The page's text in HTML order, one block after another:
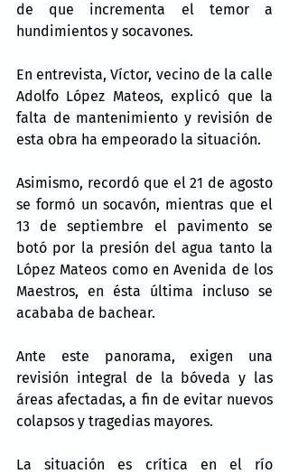
de que incrementa el temor a
hundimientos y socavones.
En entrevista, Víctor, vecino de la calle
Adolfo López Mateos, explicó que la
falta de mantenimiento y revisión de
esta obra ha empeorado la situación.
Asimismo, recordó que el 21 de agosto
se formó un socavón, mientras que el
13 de septiembre el pavimento se
botó por la presión del agua tanto la
López Mateos como en Avenida de los
Maestros, en ésta última incluso se
acababa de bachear.
Ante este panorama, exigen una
revisión integral de la bóveda y las
áreas afectadas, a fin de evitar nuevos
colapsos y tragedias mayores.
La situación es crítica en el río